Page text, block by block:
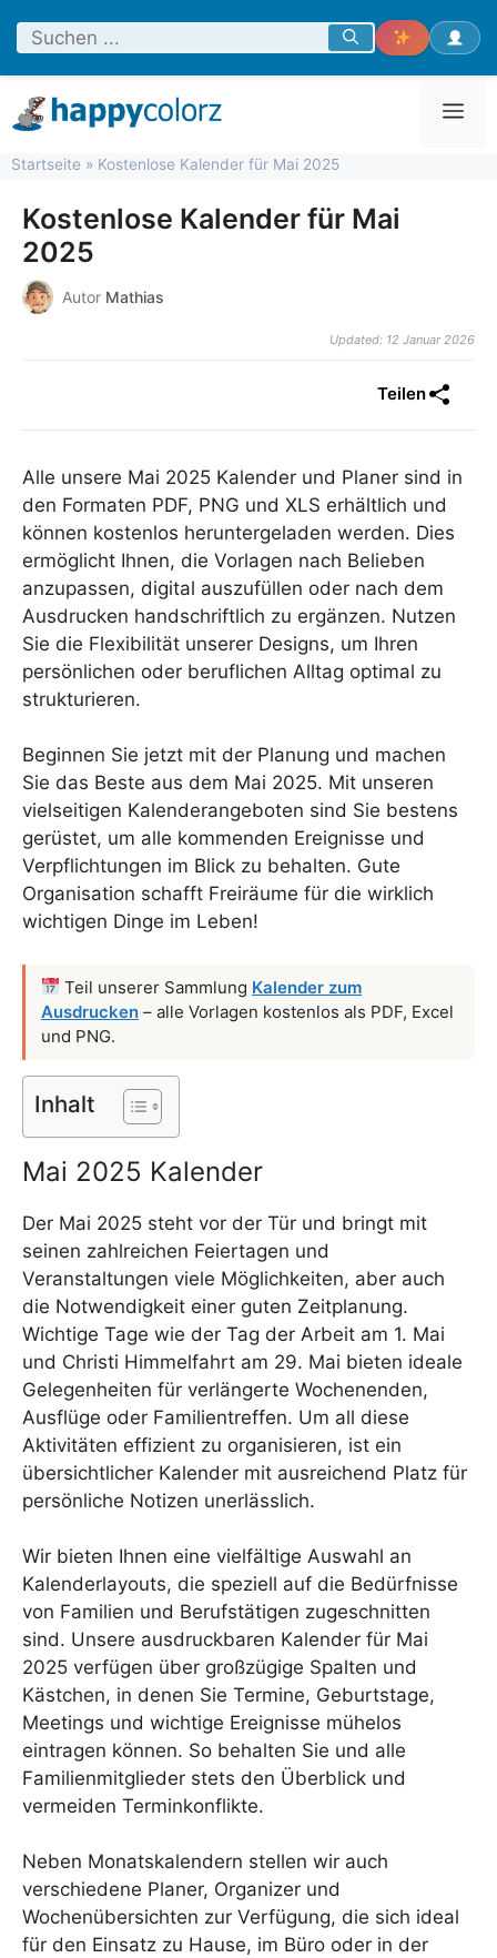
Inhalt
Startseite » Kostenlose Kalender für Mai 2025
Kostenlose Kalender für Mai
2025
Autor Mathias
Updated: 12 Januar 2026
Teilen
Alle unsere Mai 2025 Kalender und Planer sind in
den Formaten PDF, PNG und XLS erhältlich und
können kostenlos heruntergeladen werden. Dies
ermöglicht Ihnen, die Vorlagen nach Belieben
anzupassen, digital auszufüllen oder nach dem
Ausdrucken handschriftlich zu ergänzen. Nutzen
Sie die Flexibilität unserer Designs, um Ihren
persönlichen oder beruflichen Alltag optimal zu
strukturieren.
Beginnen Sie jetzt mit der Planung und machen
Sie das Beste aus dem Mai 2025. Mit unseren
vielseitigen Kalenderangeboten sind Sie bestens
gerüstet, um alle kommenden Ereignisse und
Verpflichtungen im Blick zu behalten. Gute
Organisation schafft Freiräume für die wirklich
wichtigen Dinge im Leben!
Teil unserer Sammlung Kalender zum
Ausdrucken – alle Vorlagen kostenlos als PDF, Excel
und PNG.
Inhalt
Mai 2025 Kalender
Der Mai 2025 steht vor der Tür und bringt mit
seinen zahlreichen Feiertagen und
Veranstaltungen viele Möglichkeiten, aber auch
die Notwendigkeit einer guten Zeitplanung.
Wichtige Tage wie der Tag der Arbeit am 1. Mai
und Christi Himmelfahrt am 29. Mai bieten ideale
Gelegenheiten für verlängerte Wochenenden,
Ausflüge oder Familientreffen. Um all diese
Aktivitäten effizient zu organisieren, ist ein
übersichtlicher Kalender mit ausreichend Platz für
persönliche Notizen unerlässlich.
Wir bieten Ihnen eine vielfältige Auswahl an
Kalenderlayouts, die speziell auf die Bedürfnisse
von Familien und Berufstätigen zugeschnitten
sind. Unsere ausdruckbaren Kalender für Mai
2025 verfügen über großzügige Spalten und
Kästchen, in denen Sie Termine, Geburtstage,
Meetings und wichtige Ereignisse mühelos
eintragen können. So behalten Sie und alle
Familienmitglieder stets den Überblick und
vermeiden Terminkonflikte.
Neben Monatskalendern stellen wir auch
verschiedene Planer, Organizer und
Wochenübersichten zur Verfügung, die sich ideal
für den Einsatz zu Hause, im Büro oder in der